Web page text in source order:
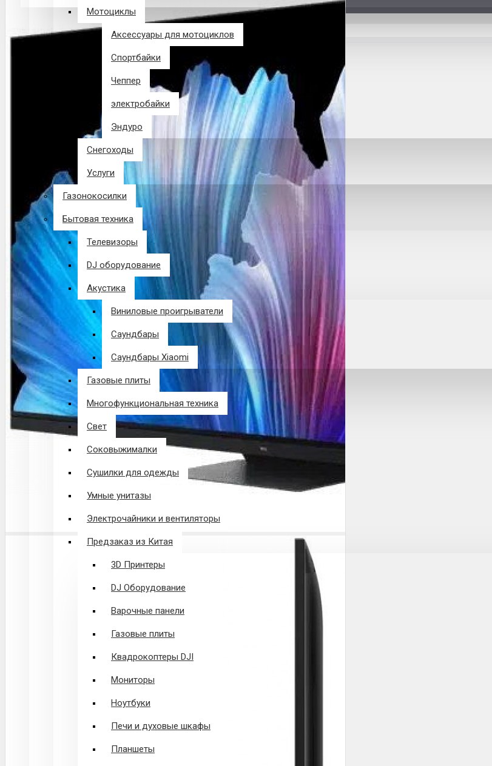
В корзине пусто!
Мотоциклы
Аксессуары для мотоциклов
Спортбайки
Чеппер
электробайки
Эндуро
Снегоходы
Услуги
Газонокосилки
Бытовая техника
Телевизоры
DJ оборудование
Акустика
Виниловые проигрыватели
Саундбары
Саундбары Xiaomi
Газовые плиты
Многофункциональная техника
Свет
Соковыжималки
Сушилки для одежды
Умные унитазы
Электрочайники и вентиляторы
Предзаказ из Китая
3D Принтеры
DJ Оборудование
Варочные панели
Газовые плиты
Квадрокоптеры DJI
Мониторы
Ноутбуки
Печи и духовые шкафы
Планшеты